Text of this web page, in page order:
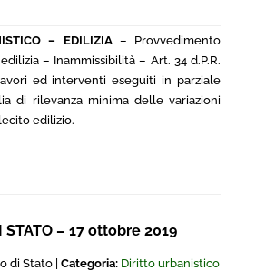
– EDILIZIA– Provvedimento
– Inammissibilità – Art. 34 d.P.R.
ed interventi eseguiti in parziale
di rilevanza minima delle variazioni
edilizio.
STATO – 17 ottobre 2019
di Stato | Categoria: Diritto urbanistico